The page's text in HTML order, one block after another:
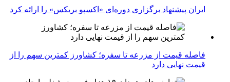
ایران پیشنهاد برگزاری دوره‌ای «اکسپو بریکس» را ارائه کرد
فاصله قیمت از مزرعه تا سفره؛ کشاورز کمترین سهم را از
قیمت نهایی دارد